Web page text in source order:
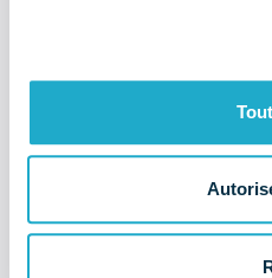
Réglementation & éthique